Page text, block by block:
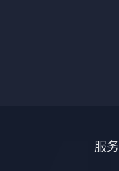
服务